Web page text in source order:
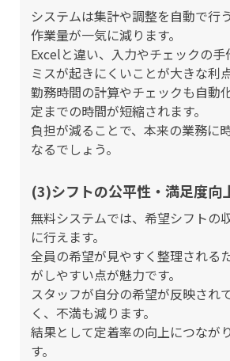
システムは集計や調整を自動で行
作業量が一気に減ります。
Excelと違い、入力やチェックの手
ミスが起きにくいことが大きな利点
勤務時間の計算やチェックも自動
定までの時間が短縮されます。
負担が減ることで、本来の業務に
なるでしょう。
(3)シフトの公平性・満足度向
無料システムでは、希望シフトの
に行えます。
全員の希望が見やすく整理される
がしやすい点が魅力です。
スタッフが自分の希望が反映され
く、不満も減ります。
結果として定着率の向上につなが
す。